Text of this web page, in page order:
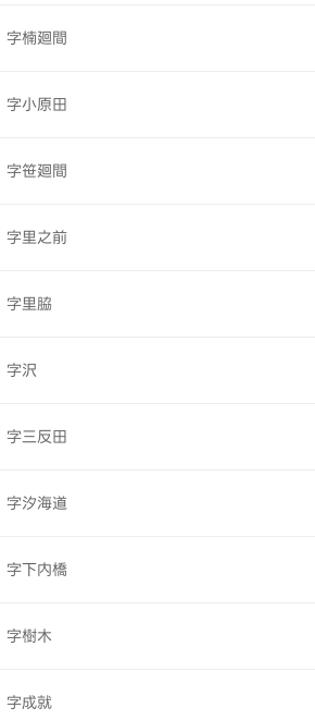
字楠廻間
字小原田
字笹廻間
字里之前
字里脇
字沢
字三反田
字汐海道
字下内橋
字樹木
字成就